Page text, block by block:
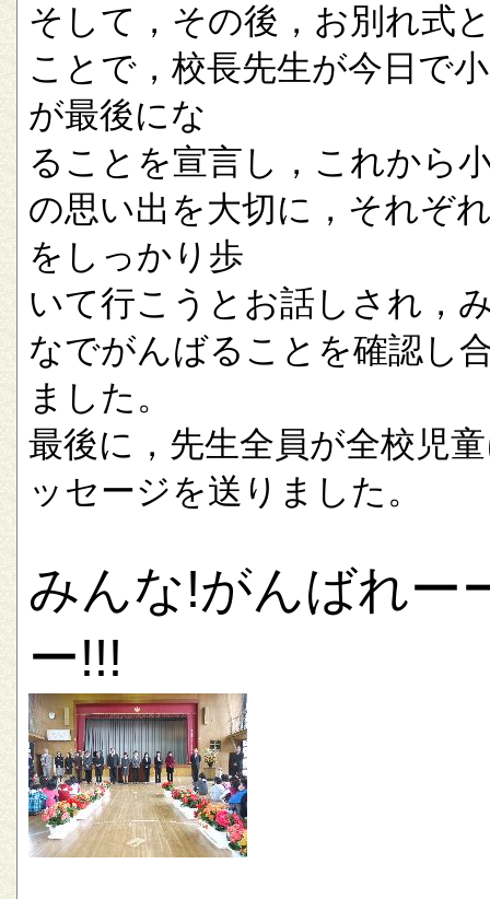
そして，その後，お別れ式
ことで，校長先生が今日で
が最後にな
ることを宣言し，これから
の思い出を大切に，それぞ
をしっかり歩
いて行こうとお話しされ，
なでがんばることを確認し
ました。
最後に，先生全員が全校児
ッセージを送りました。
みんな!がんばれー
ー!!!